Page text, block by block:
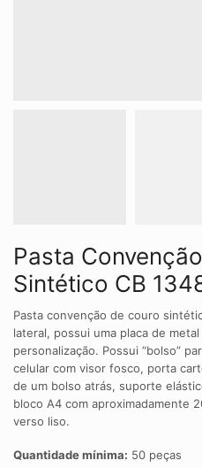
Pasta
Sintético CB
Pasta convenção de couro
lateral, possui uma placa de
personalização. Possui “bolso”
celular com visor fosco, porta
de um bolso atrás, suporte
bloco A4 com aproximadamente
verso liso.
Quantidade mínima: 50 peças